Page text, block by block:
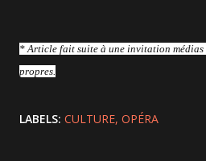
* Article fait suite à une invitation médias
propres.
LABELS: CULTURE OPÉRA